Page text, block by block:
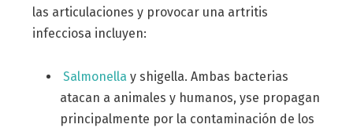
las articulaciones y provocar una artritis
infecciosa incluyen:
Salmonella y shigella. Ambas bacterias
atacan a animales y humanos, yse propagan
principalmente por la contaminación de los